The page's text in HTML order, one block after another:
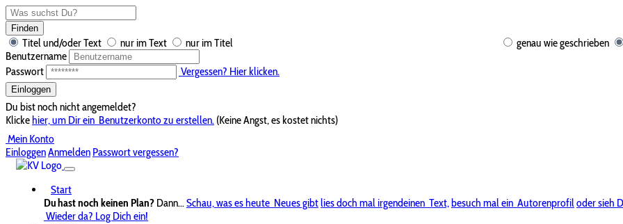
Finden
genau wie geschrieben
Titel und/oder Text nur im Text
nur im Titel
Benutzername
Passwort
Vergessen? Hier klicken.
Einloggen
Du bist noch nicht angemeldet?
Klickehier, um Dir ein Benutzerkonto zu erstellen. (Keine Angst, es kostet nichts)
Mein Konto
EinloggenAnmelden Passwort vergessen?
Start
Du hast noch keinen Plan? Dann...Schau, was es heute Neues gibtlies doch mal irgendeinen Text,besuch mal ein Autorenprofiloder sieh
Wieder da? Log Dich ein!